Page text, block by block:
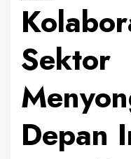
Sektor
Depan